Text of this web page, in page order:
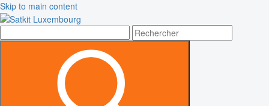
Skip to main content